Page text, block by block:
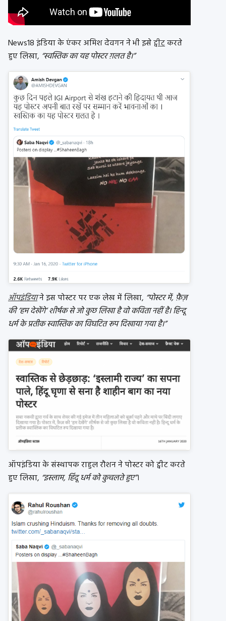
News18 इंडिया के एंकर अमिश देवगन ने भी इसेट्वीटकरते
हुए लिखा, “स्वस्तिक का यह पोस्टर ग़लत है।”
ऑपइंडियाने इस पोस्टर पर एक लेख में लिखा, “पोस्टर में, फ़ैज़
की ‘हम देखेंगे’ शीर्षक से जो कुछ लिखा है वो कविता नहीं है। हिन्दू
धर्म के प्रतीक स्वास्तिक का विघटित रूप दिखाया गया है।”
ऑपइंडिया के संस्थापक राहुल रौशन ने पोस्टर को ट्वीट करते
हुए लिखा, “इस्लाम, हिंदू धर्म को कुचलते हुए”।